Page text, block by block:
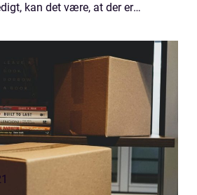
kan det være, at der er
selvfølgelig godt ...